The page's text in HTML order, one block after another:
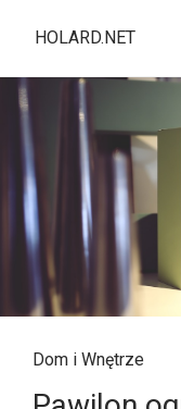
HOLARD.NET
Dom i Wnętrze